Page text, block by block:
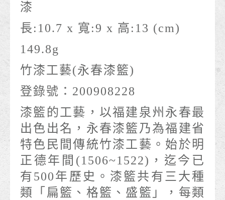
漆
長:10.7 x 寬:9 x 高:13 (cm)
149.8g
竹漆工藝(永春漆籃)
登錄號：200908228
漆籃的工藝，以福建泉州永春最
出色出名，永春漆籃乃為福建省
特色民間傳統竹漆工藝。始於明
正德年間(1506~1522)，迄今已
有500年歷史。漆籃共有三大種
類「扁籃、格籃、盛籃」，每類